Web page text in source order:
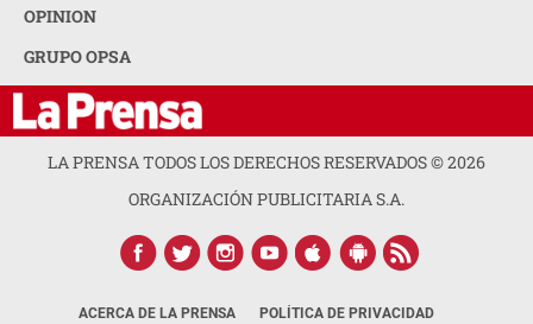
OPINION
GRUPO OPSA
LA PRENSA TODOS LOS DERECHOS RESERVADOS ©2026
ORGANIZACIÓN PUBLICITARIA S.A.
ACERCA DE LA PRENSA POLÍTICA DE PRIVACIDAD